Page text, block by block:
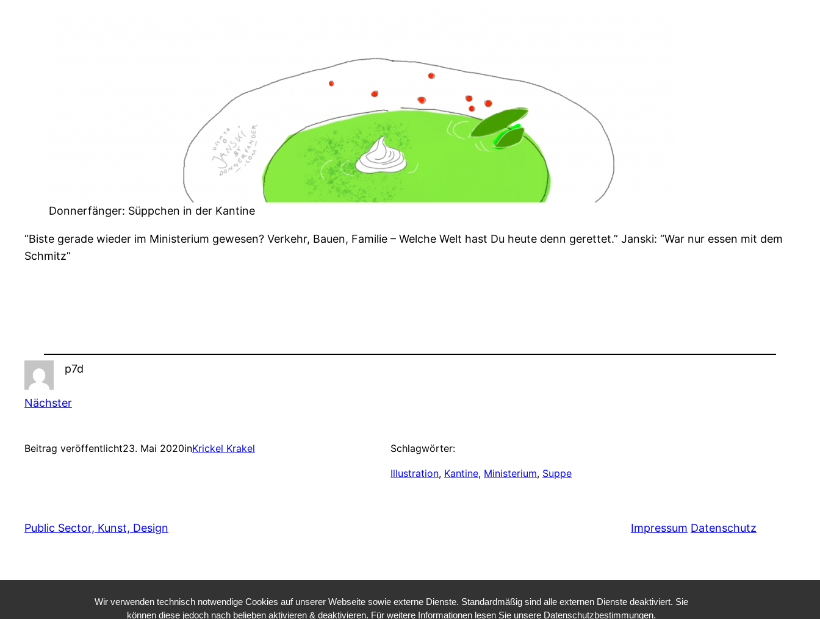
Donnerfänger: Süppchen in der Kantine
“Biste gerade wieder im Ministerium gewesen? Verkehr, Bauen, Familie – Welche Welt hast Du heute denn gerettet.” Janski: “War nur essen mit dem
Schmitz”
p7d
Nächster
Beitrag veröffentlicht23. Mai 2020inKrickel Krakel Schlagwörter:
Illustration, Kantine, Ministerium, Suppe
Public Sector, Kunst, Design Impressum Datenschutz
Wir verwenden technisch notwendige Cookies auf unserer Webseite sowie externe Dienste. Standardmäßig sind alle externen Dienste deaktiviert. Sie
können diese jedoch nach belieben aktivieren & deaktivieren. Für weitere Informationen lesen Sie unsere Datenschutzbestimmungen.